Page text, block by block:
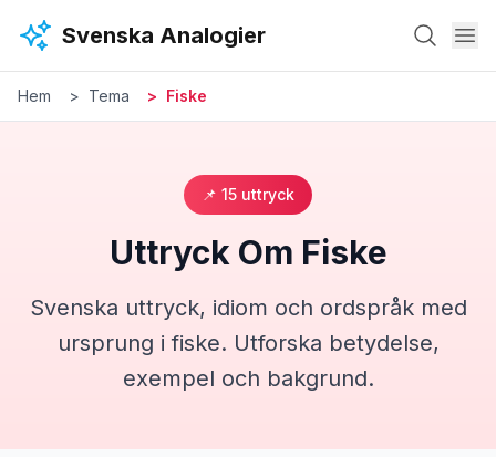
Svenska Analogier
Hem Tema Fiske
📌 15 uttryck
Uttryck Om Fiske
Svenska uttryck, idiom och ordspråk med
ursprung ifiske. Utforska betydelse,
exempel och bakgrund.